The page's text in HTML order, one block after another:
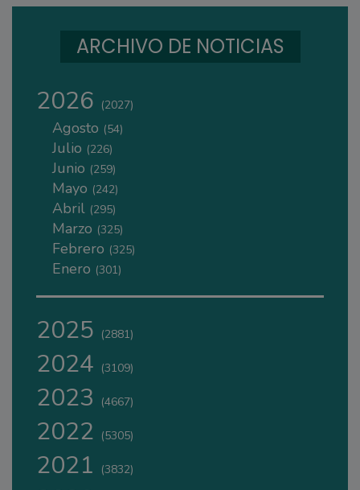
ARCHIVO DE NOTICIAS
2026 (2027)
Agosto (54)
Julio (226)
Junio (259)
Mayo (242)
Abril (295)
Marzo (325)
Febrero (325)
Enero (301)
2025 (2881)
2024 (3109)
2023 (4667)
2022 (5305)
2021 (3832)